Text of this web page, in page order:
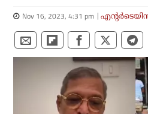
Nov 16, 2023, 4:31 pm